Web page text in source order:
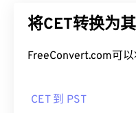
将CET转换为
FreeConvert.com可以
CET 到 PST